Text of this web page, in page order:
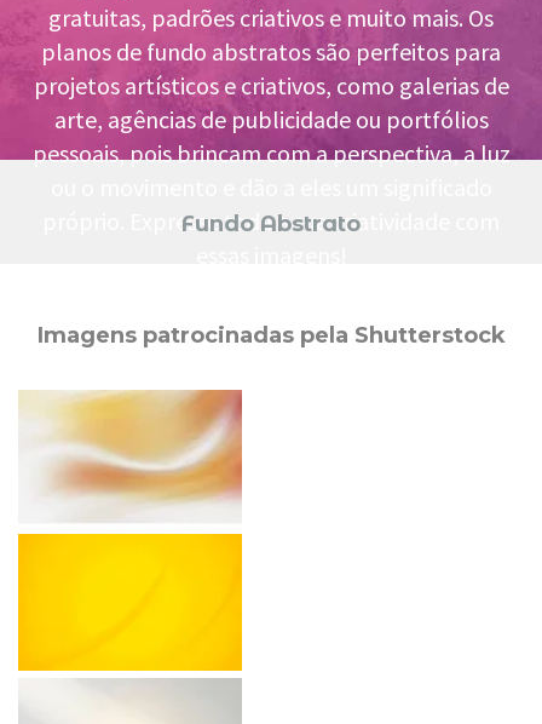
gratuitas, padrões criativos e muito mais. Os
planos de fundo abstratos são perfeitos para
projetos artísticos e criativos, como galerias de
arte, agências de publicidade ou portfólios
pessoais, pois brincam com a perspectiva, a luz
próprio. Expresse toda a sua criatividade com
Fundo Abstrato
Imagens patrocinadas pela Shutterstock